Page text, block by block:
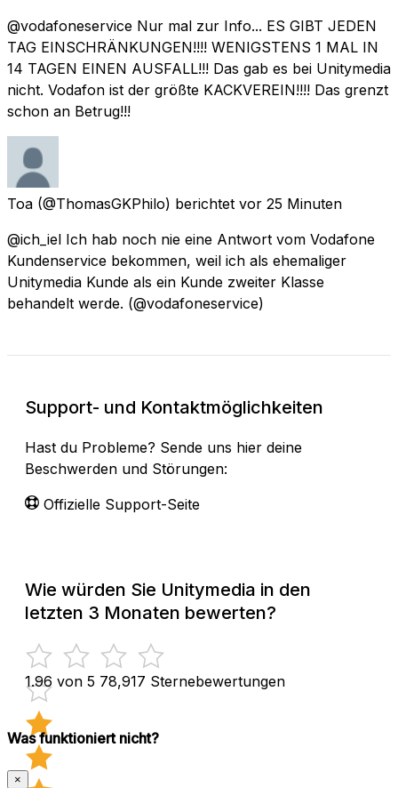
@vodafoneservice Nur mal zur Info... ES GIBT JEDEN
TAG EINSCHRÄNKUNGEN!!!! WENIGSTENS 1 MAL IN
14 TAGEN EINEN AUSFALL!!! Das gab es bei Unitymedia
nicht. Vodafon ist der größte KACKVEREIN!!!! Das grenzt
schon an Betrug!!!
Toa (@ThomasGKPhilo) berichtet vor 25 Minuten
@ich_iel Ich hab noch nie eine Antwort vom Vodafone
Kundenservice bekommen, weil ich als ehemaliger
Unitymedia Kunde als ein Kunde zweiter Klasse
behandelt werde. (@vodafoneservice)
Support- und Kontaktmöglichkeiten
Hast du Probleme? Sende uns hier deine
Beschwerden und Störungen:
Offizielle Support-Seite
Wie würden Sie Unitymedia in den
letzten 3 Monaten bewerten?
1.96 von 5 78,917 Sternebewertungen
Was funktioniert nicht?
×